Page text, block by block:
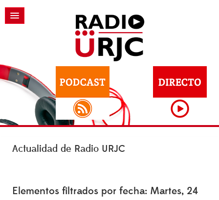
Actualidad de Radio URJC
Elementos filtrados por fecha: Martes, 24